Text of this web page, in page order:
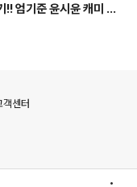
!! 엄기준 윤시윤 캐미 연
객센터